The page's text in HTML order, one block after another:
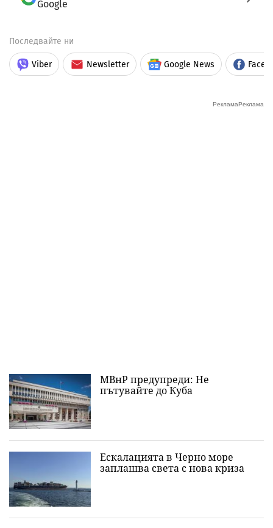
Google
Последвайте ни
Viber Newsletter Google News
МВнР предупреди: Не
пътувайте до Куба
Ескалацията в Черно море
заплашва света с нова криза